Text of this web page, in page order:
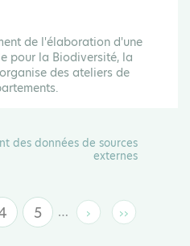
de l'élaboration d'une
pour la Biodiversité, la
des ateliers de
des données de sources
externes
PagePage
5 …
Page
›
Dernière
››